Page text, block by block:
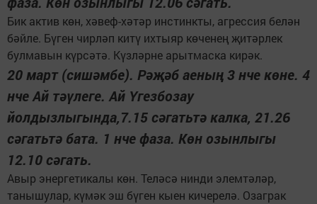
Бик актив көн, хәвеф-хәтәр инстинкты, агрессия белән
бәйле. Бүген чирләп китү ихтыяр көченең җитәрлек
булмавын күрсәтә. Күзләрне арытмаска кирәк.
20 март (сишәмбе). Рәҗәб аеның 3 нче көне. 4
нче Ай тәүлеге. Ай Үгезбозау
йолдызлыгында,7.15 сәгатьтә калка, 21.26
сәгатьтә бата. 1 нче фаза. Көн озынлыгы
12.10 сәгать.
Авыр энергетикалы көн. Теләсә нинди элемтәләр,
танышулар, күмәк эш бүген кыен кичерелә. Озаграк